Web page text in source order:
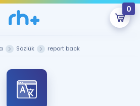
0
Şu An Boş.
hazırlayacak onlarca eğitim seni
bekliyor!
Sözlük report back